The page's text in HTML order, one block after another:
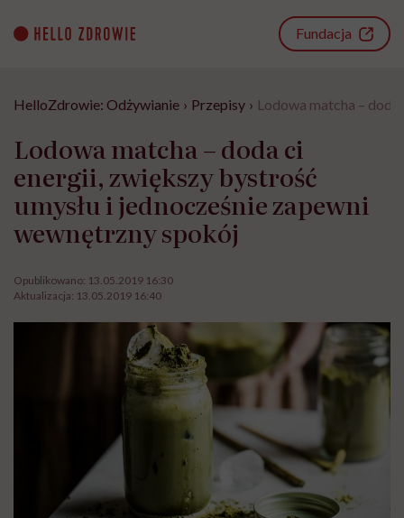
content
Fundacja
HelloZdrowie: Odżywianie › Przepisy › Lodowa matcha –
Lodowa matcha – doda ci
energii, zwiększy bystrość
umysłu i jednocześnie zapewni
wewnętrzny spokój
Opublikowano: 13.05.2019 16:30
Aktualizacja: 13.05.2019 16:40